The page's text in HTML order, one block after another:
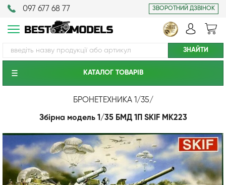
097 677 68 77 ЗВОРОТНИЙ ДЗВІНОК
КАТАЛОГ ТОВАРIВ
БРОНЕТЕХНИКА 1/35/
Збірна модель 1/35 БМД 1П SKIF MK223